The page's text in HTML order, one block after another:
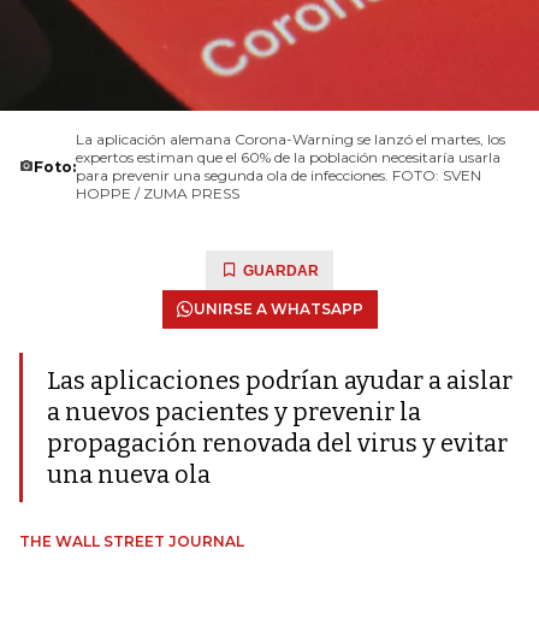
Foto:
La aplicación alemana Corona-Warning se lanzó el martes, los
expertos estiman que el 60% de la población necesitaría usarla
para prevenir una segunda ola de infecciones. FOTO: SVEN
HOPPE / ZUMA PRESS
GUARDAR
UNIRSE A WHATSAPP
Las aplicaciones podrían ayudar a aislar
a nuevos pacientes y prevenir la
propagación renovada del virus y evitar
una nueva ola
THE WALL STREET JOURNAL